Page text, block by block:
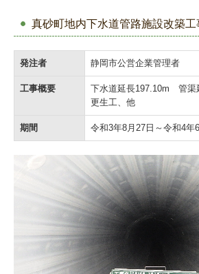
真砂町地内下水道管路施設改築工
発注者 静岡市公営企業管理者
工事概要
下水道延長197.10m 管渠
更生工、他
期間 令和3年8月27日～令和4年